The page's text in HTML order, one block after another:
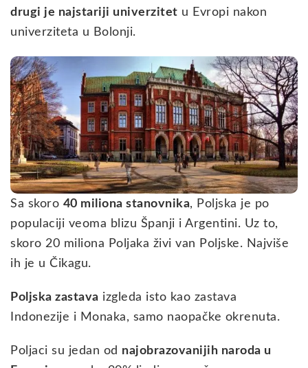
drugi je najstariji univerzitet u Evropi nakon
univerziteta u Bolonji.
Sa skoro 40 miliona stanovnika, Poljska je po
populaciji veoma blizu Španji i Argentini. Uz to,
skoro 20 miliona Poljaka živi van Poljske. Najviše
ih je u Čikagu.
Poljska zastava izgleda isto kao zastava
Indonezije i Monaka, samo naopačke okrenuta.
Poljaci su jedan od najobrazovanijih naroda u